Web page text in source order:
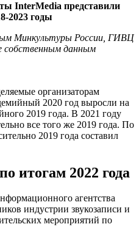
Минкультуры России, ГИВЦ
собственным данным
организаторам
2020 год выросли на
2019 года. В 2021 году
все того же 2019 года. По
2019 года составил
итогам 2022 года
агентства
индустрии звукозаписи и
мероприятий по